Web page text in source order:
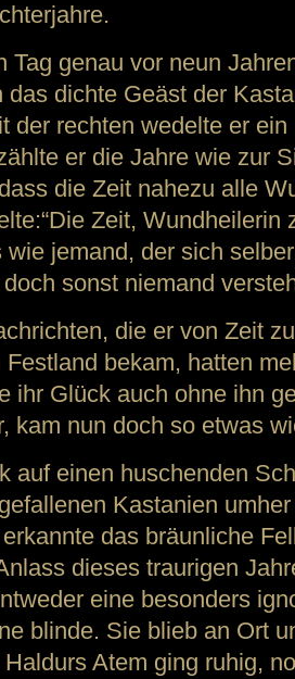
Tag genau vor neun
das dichte Geäst der
der rechten wedelte er
er die Jahre wie zur
die Zeit nahezu alle
Zeit, Wundheilerin
wie jemand, der sich
sonst niemand
die er von Zeit
Festland bekam, hatten
ihr Glück auch ohne ihn
kam nun doch so etwas
auf einen huschenden
Kastanien
das bräunliche
dieses traurigen
eine besonders
blinde. Sie blieb an Ort
Atem ging ruhig,